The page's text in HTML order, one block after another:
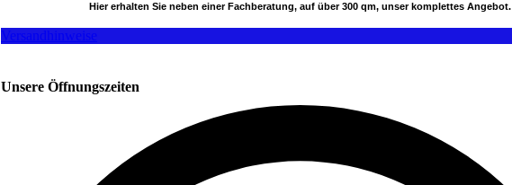
Hier erhalten Sie neben einer Fachberatung, auf über 300 qm, unser komplettes Angebot.
Unsere Öffnungszeiten